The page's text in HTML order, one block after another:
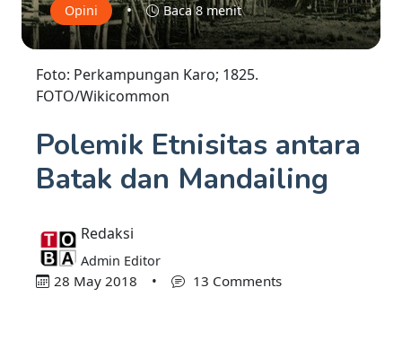
Opini • Baca 8 menit
Foto: Perkampungan Karo; 1825.
FOTO/Wikicommon
Polemik Etnisitas antara
Batak dan Mandailing
Redaksi
Admin Editor
28 May 2018 • 13 Comments